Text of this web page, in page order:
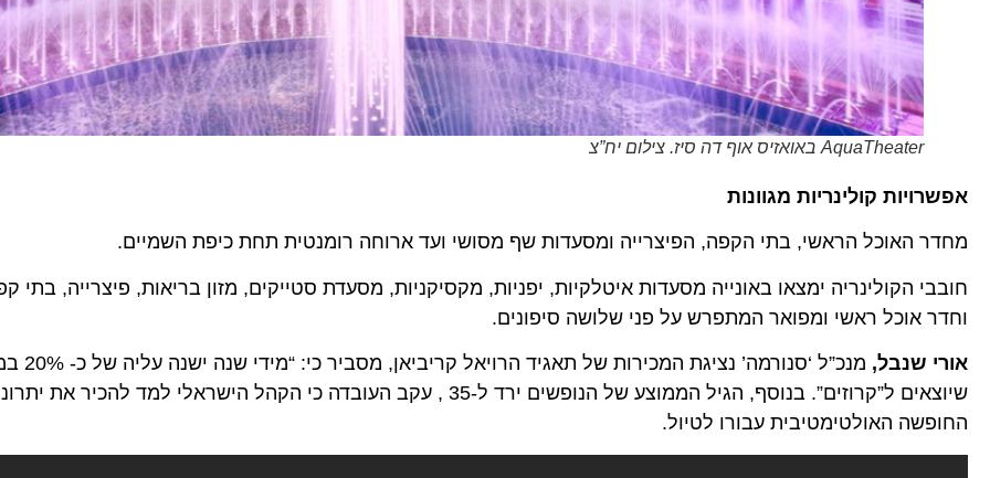
AquaTheater באואזיס אוף דה סיז. צילום יח”צ
אפשרויות קולינריות מגוונות
מחדר האוכל הראשי, בתי הקפה, הפיצרייה ומסעדות שף מסושי ועד ארוחה רומנטית תחת כיפת השמיים.
חובבי הקולינריה ימצאו באונייה מסעדות איטלקיות, יפניות, מקסיקניות, מסעדת סטייקים, מזון בריאות, פיצרייה, בתי
וחדר אוכל ראשי ומפואר המתפרש על פני שלושה סיפונים.
אורי שנבל,
מנכ”ל
שיוצאים ל”קרוזים”. בנוסף, הגיל הממוצע של הנופשים ירד ל-35 , עקב העובדה כי הקהל הישראלי
החופשה האולטימטיבית עבורו לטיול.